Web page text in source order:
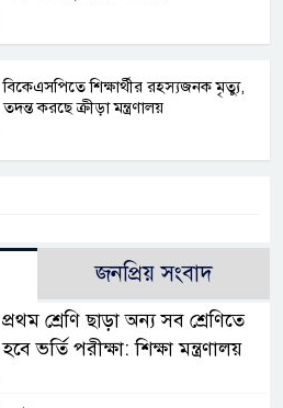
বিকেএসপিতে শিক্ষার্থীর রহস্যজনক মৃত্যু,
তদন্ত করছে ক্রীড়া মন্ত্রণালয়
জনপ্রিয় সংবাদ
প্রথম শ্রেণি ছাড়া অন্য সব শ্রেণিতে
হবে ভর্তি পরীক্ষা: শিক্ষা মন্ত্রণালয়